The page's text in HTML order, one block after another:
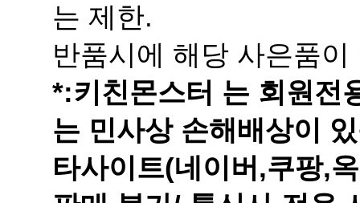
는 제한.
반품시에 해당 사은품
는 민사상 손해배상이